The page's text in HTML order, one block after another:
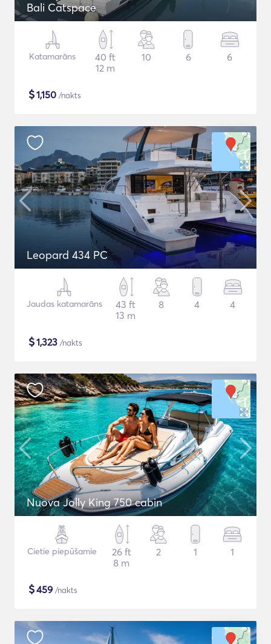
Bali Catspace
Katamarāns
40 ft
12 m
10 6 6
$1,150 /nakts
Leopard 434 PC
Jaudas katamarāns
43 ft
13 m
8 4 4
$1,323 /nakts
Nuova Jolly King 750 cabin
Cietie piepūšamie
26 ft
8 m
2 1 1
$459 /nakts